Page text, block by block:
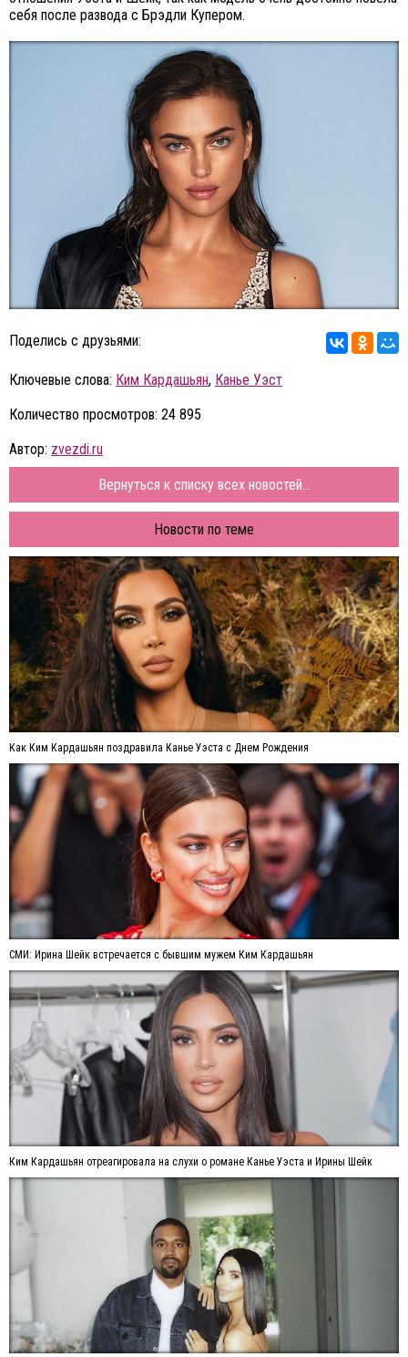
себя после развода с Брэдли Купером.
Поделись с друзьями:
Ключевые слова: Ким Кардашьян, Канье Уэст
Количество просмотров: 24 895
Автор: zvezdi.ru
Вернуться к списку всех новостей...
Новости по теме
Как Ким Кардашьян поздравила Канье Уэста с Днем Рождения
СМИ: Ирина Шейк встречается с бывшим мужем Ким Кардашьян
Ким Кардашьян отреагировала на слухи о романе Канье Уэста и Ирины Шейк